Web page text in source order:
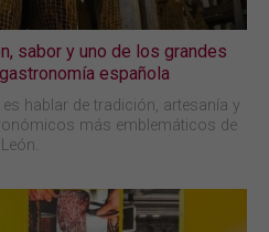
sabor y uno de los grandes
española
hablar de tradición, artesanía y
más emblemáticos de
León.